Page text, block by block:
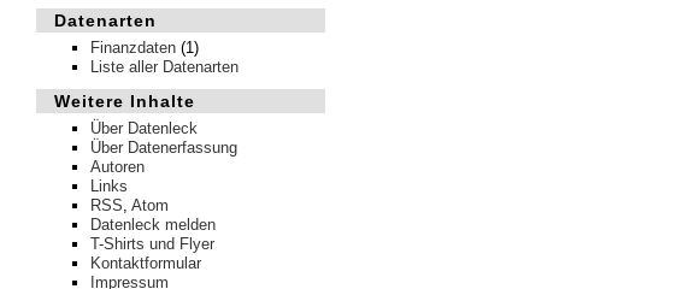
Datenarten
Finanzdaten (1)
Liste aller Datenarten
Weitere Inhalte
Über Datenleck
Über Datenerfassung
Autoren
Links
RSS, Atom
Datenleck melden
T-Shirts und Flyer
Kontaktformular
Impressum